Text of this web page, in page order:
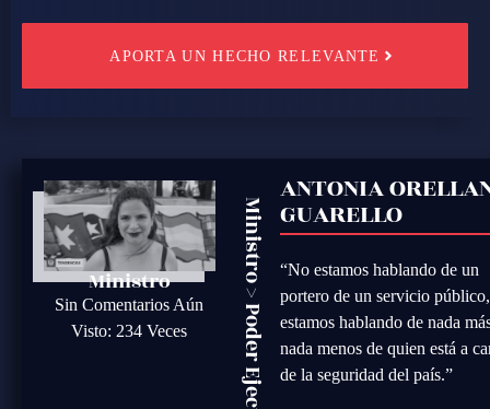
APORTA UN HECHO RELEVANTE
Ministro
Sin Comentarios Aún
Visto: 234 Veces
Ministro
>
ANTONIA
GUARELLO
“No estamos hablando de un
portero de un servicio público,
estamos hablando de nada
nada menos de quien está a
de la seguridad del país.”